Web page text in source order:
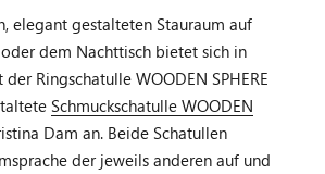
elegant gestalteten Stauraum auf
dem Nachttisch bietet sich in
Ringschatulle WOODEN SPHERE
Schmuckschatulle WOODEN
Dam an. Beide Schatullen
der jeweils anderen auf und